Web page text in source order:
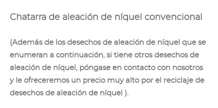
Chatarra de aleación de níquel convencional
(Además de los desechos de aleación de níquel que se
enumeran a continuación, si tiene otros desechos de
aleación de níquel, póngase en contacto con nosotros
y le ofreceremos un precio muy alto por el reciclaje de
desechos de aleación de níquel ).